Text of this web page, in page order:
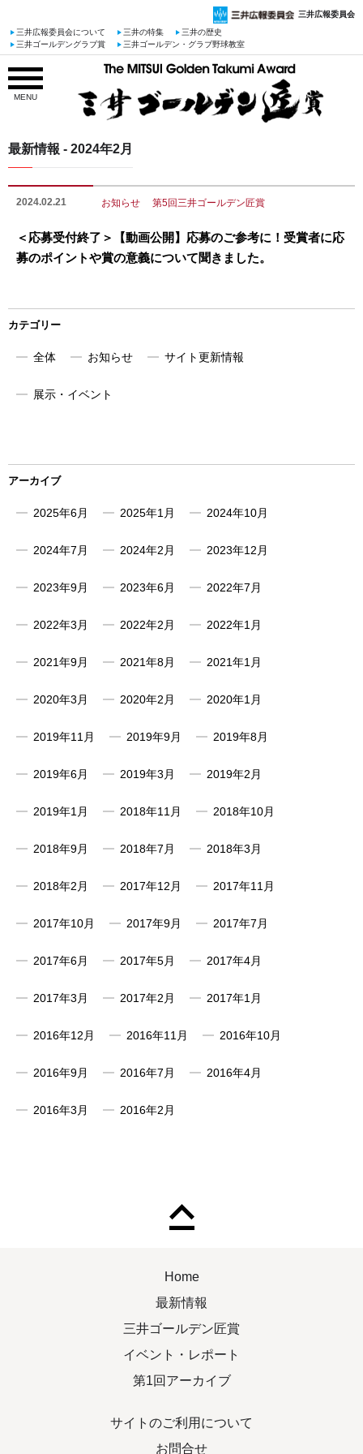
三井広報委員会
三井広報委員会について 三井の特集
三井の歴史
三井ゴールデングラブ賞
三井ゴールデン・グラブ野球教室
MENU
最新情報 - 2024年2月
2024.02.21 お知らせ 第5回三井ゴールデン匠賞
＜応募受付終了＞【動画公開】応募のご参考に！受賞者に応
募のポイントや賞の意義について聞きました。
カテゴリー
全体 お知らせ サイト更新情報
展示・イベント
アーカイブ
2025年6月 2025年1月 2024年10月
2024年7月 2024年2月 2023年12月
2023年9月 2023年6月 2022年7月
2022年3月 2022年2月 2022年1月
2021年9月 2021年8月 2021年1月
2020年3月 2020年2月 2020年1月
2019年11月 2019年9月 2019年8月
2019年6月 2019年3月 2019年2月
2019年1月 2018年11月 2018年10月
2018年9月 2018年7月 2018年3月
2018年2月 2017年12月 2017年11月
2017年10月 2017年9月 2017年7月
2017年6月 2017年5月 2017年4月
2017年3月 2017年2月 2017年1月
2016年12月 2016年11月 2016年10月
2016年9月 2016年7月 2016年4月
2016年3月 2016年2月
Home
最新情報
三井ゴールデン匠賞
イベント・レポート
第1回アーカイブ
サイトのご利用について
お問合せ